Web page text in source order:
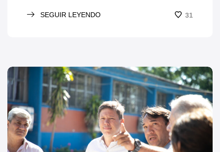
SEGUIR LEYENDO 31